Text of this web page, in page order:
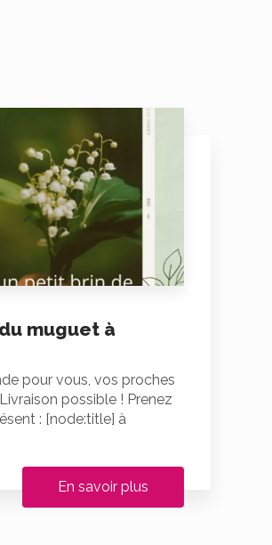
muguet à
pour vous, vos proches
possible ! Prenez
: [node:title] à
En savoir plus